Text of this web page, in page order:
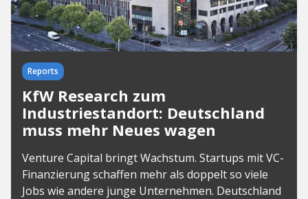
Reports
KfW Research zum
Industriestandort: Deutschland
muss mehr Neues wagen
Venture Capital bringt Wachstum. Startups mit VC-
Finanzierung schaffen mehr als doppelt so viele
Jobs wie andere junge Unternehmen. Deutschland